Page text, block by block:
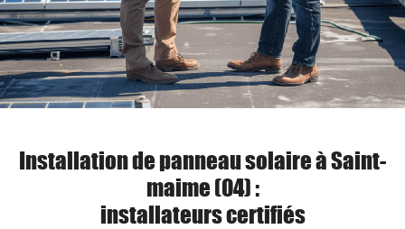
Installation de panneau solaire à Saint-
maime (04) :
installateurs certifiés